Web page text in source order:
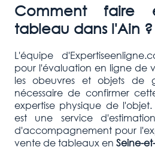
Comment faire
tableau dans l'Ain ?
L'équipe
pour l'évaluation en ligne de
les obeuvres et objets de
nécessaire de confirmer
expertise physique de l'objet.
est une service
d'accompagnement pour
vente de tableaux en Seine-